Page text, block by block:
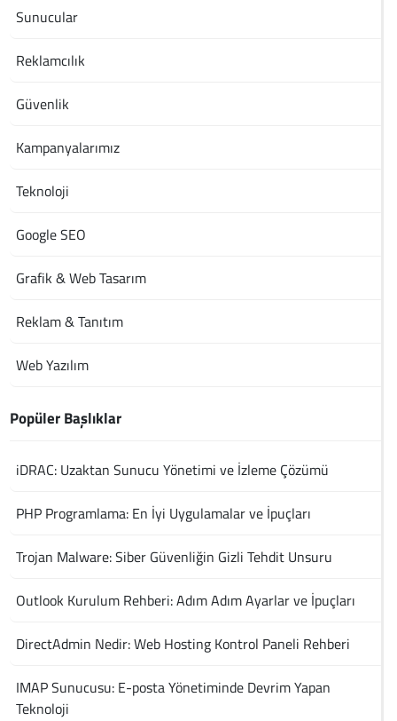
Sunucular
Reklamcılık
Güvenlik
Kampanyalarımız
Teknoloji
Google SEO
Grafik & Web Tasarım
Reklam & Tanıtım
Web Yazılım
Popüler Başlıklar
iDRAC: Uzaktan Sunucu Yönetimi ve İzleme Çözümü
PHP Programlama: En İyi Uygulamalar ve İpuçları
Trojan Malware: Siber Güvenliğin Gizli Tehdit Unsuru
Outlook Kurulum Rehberi: Adım Adım Ayarlar ve İpuçları
DirectAdmin Nedir: Web Hosting Kontrol Paneli Rehberi
IMAP Sunucusu: E-posta Yönetiminde Devrim Yapan
Teknoloji